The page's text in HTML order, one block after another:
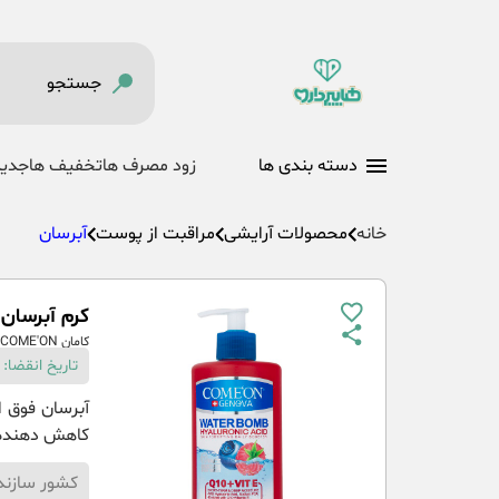
دسته بندی ها زود مصرف هاتخفیف ها
خانه محصولات آرایشی مراقبت از پوست آبرسان
کرم آبرسان حاوی
کامان COME'ON
تاریخ انقضا: 31-03-1404
کاهش
کشور